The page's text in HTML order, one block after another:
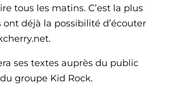
tous les matins. C’est la plus
déjà la possibilité d’écouter
ses textes auprès du public
groupe Kid Rock.